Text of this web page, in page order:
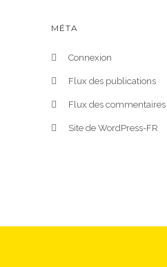
MÉTA
Connexion
Flux des publications
Flux des commentaires
Site de WordPress-FR